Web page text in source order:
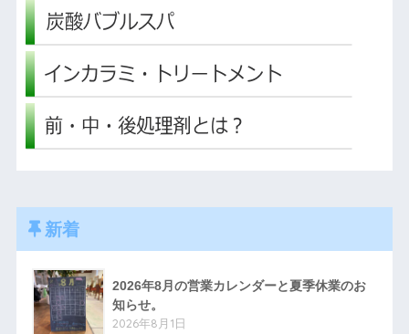
新着
2026年8月の営業カレンダーと夏季休業のお
知らせ。
2026年8月1日